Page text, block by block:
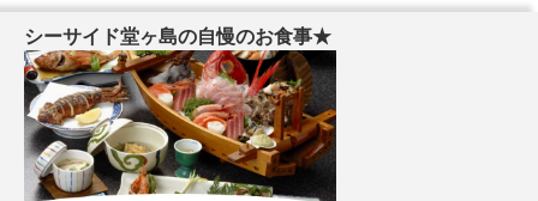
シーサイド堂ヶ島の自慢のお食事★